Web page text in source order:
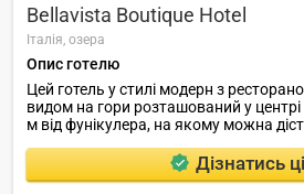
Bellavista Boutique Hotel
Італія, озера
Опис готелю
Цей готель у стилі модерн з
видом на гори розташований у
м від фунікулера, на якому можна
Дізнатись